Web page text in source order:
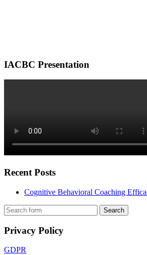
IACBC Presentation
Recent Posts
Cognitive Behavioral Coaching
Privacy Policy
GDPR